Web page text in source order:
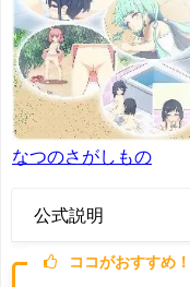
なつのさがしもの
公式説明
ココがおすすめ！